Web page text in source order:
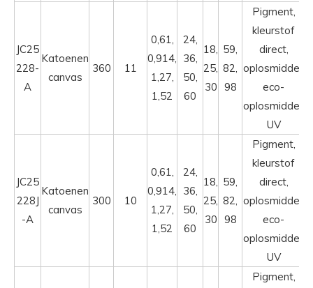
JC25
228-
A
Katoenen
canvas
360 11
0,61,
0,914,
1,27,
1,52
24,
36,
50,
60
18,
25,
30
59,
82,
98
Pigment,
kleurstof
direct,
oplosmiddel,
eco-
oplosmiddel,
UV
JC25
228J
-A
Katoenen
canvas
300 10
0,61,
0,914,
1,27,
1,52
24,
36,
50,
60
18,
25,
30
59,
82,
98
Pigment,
kleurstof
direct,
oplosmiddel,
eco-
oplosmiddel,
UV
Pigment,